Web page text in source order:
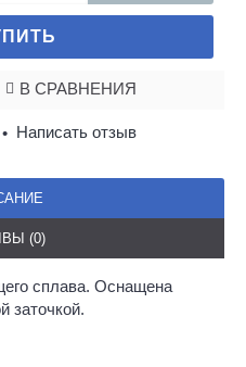
В СРАВНЕНИЯ
• Написать отзыв
(0)
сплава. Оснащена
заточкой.